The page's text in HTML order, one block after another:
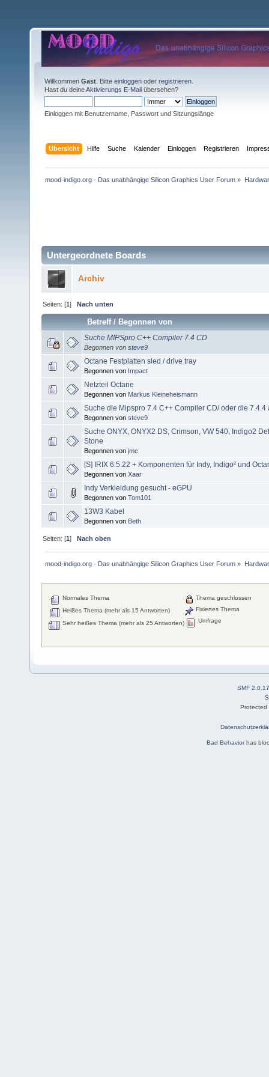
Willkommen Gast . Bitte einloggen oder registrieren
Hast du deineAktivierungs E-Mail übersehen?
Einloggen mit Benutzername, Passwort und Sitzungslänge
Übersicht Hilfe Suche Kalender Einloggen Registrieren
mood-indigo.org - Das unabhängige Silicon Graphics User Forum »
Untergeordnete Boards
Archiv
Seiten: [1]Nach unten
Betreff/ Begonnen von
Suche MIPSpro C++ Compiler 7.4 CD
Begonnen von steve9
Octane Festplatten sled / drive tray
Begonnen von Impact
Netzteil Octane
Begonnen von Markus Kleineheismann
Suche die Mipspro 7.4 C++ Compiler CD/ oder die 7.4.4
Begonnen von steve9
Suche ONYX, ONYX2 DS, Crimson, VW 540, Indigo2
Stone
Begonnen von jmc
[S] IRIX 6.5.22 + Komponenten für Indy, Indigo² und
Begonnen von Xaar
Indy Verkleidung gesucht - eGPU
Begonnen von Tom101
13W3 Kabel
Begonnen von Beth
Seiten: [1]Nach oben
mood-indigo.org - Das unabhängige Silicon Graphics User Forum »
Normales Thema
Heißes Thema (mehr als 15 Antworten)
Sehr heißes Thema (mehr als 25 Antworten)
Thema geschlossen
Fixiertes Thema
Umfrage
SMF 2.0.17
Bad Behaviorhas